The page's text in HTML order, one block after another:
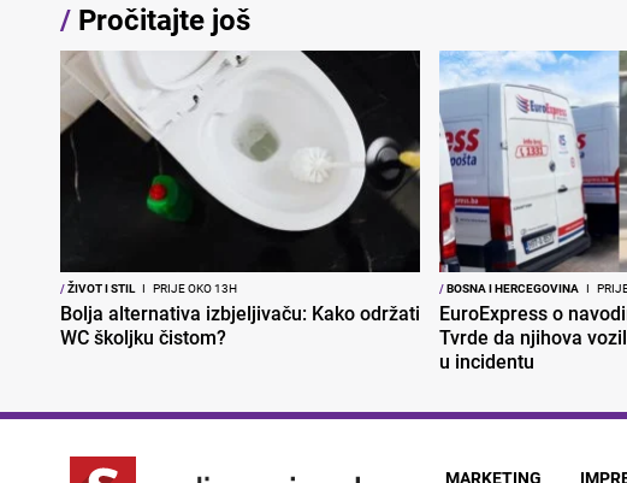
/ Pročitajte još
/ŽIVOT I STIL I PRIJE OKO 13H
Bolja alternativa izbjeljivaču: Kako održati
WC školjku čistom?
/BOSNA I HERCEGOVINA I
EuroExpress o
Tvrde da njihova
u incidentu
MARKETING